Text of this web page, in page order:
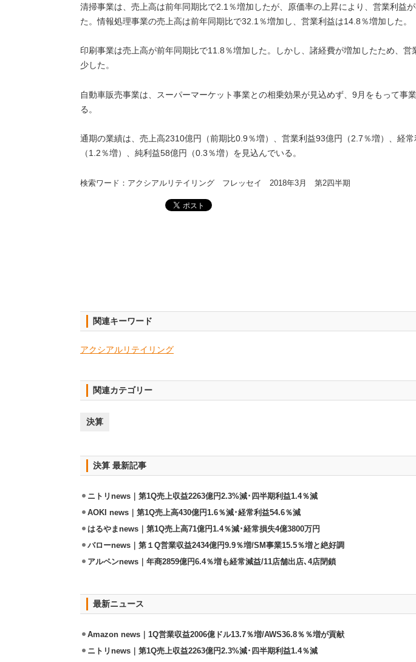
清掃事業は、売上高は前年同期比で2.1％増加したが、原価率の上昇により、営業利益
た。情報処理事業の売上高は前年同期比で32.1％増加し、営業利益は14.8％増加した。
印刷事業は売上高が前年同期比で11.8％増加した。しかし、諸経費が増加したため、営
少した。
自動車販売事業は、スーパーマーケット事業との相乗効果が見込めず、9月をもって事
る。
通期の業績は、売上高2310億円（前期比0.9％増）、営業利益93億円（2.7％増）、経常
（1.2％増）、純利益58億円（0.3％増）を見込んでいる。
検索ワード：アクシアルリテイリング フレッセイ 2018年3月 第2四半期
関連キーワード
アクシアルリテイリング
関連カテゴリー
決算
決算 最新記事
ニトリnews｜第1Q売上収益2263億円2.3%減･四半期利益1.4％減
AOKI news｜第1Q売上高430億円1.6％減･経常利益54.6％減
はるやまnews｜第1Q売上高71億円1.4％減･経常損失4億3800万円
バローnews｜第１Q営業収益2434億円9.9％増/SM事業15.5％増と絶好調
アルペンnews｜年商2859億円6.4％増も経常減益/11店舗出店､4店閉鎖
最新ニュース
Amazon news｜1Q営業収益2006億ドル13.7％増/AWS36.8％％増が貢献
ニトリnews｜第1Q売上収益2263億円2.3%減･四半期利益1.4％減